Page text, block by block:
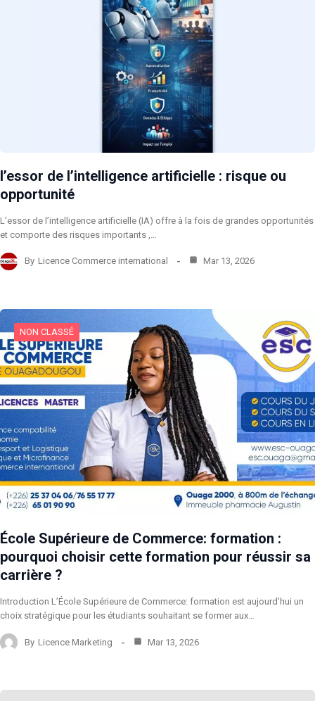
l’essor de l’intelligence artificielle : risque ou
opportunité
L’essor de l’intelligence artificielle (IA) offre à la fois de grandes opportunités
et comporte des risques importants ,…
By Licence Commerce international Mar 13, 2026
NON CLASSÉ
École Supérieure de Commerce: formation :
pourquoi choisir cette formation pour réussir sa
carrière ?
Introduction L’École Supérieure de Commerce: formation est aujourd’hui un
choix stratégique pour les étudiants souhaitant se former aux…
By Licence Marketing Mar 13, 2026